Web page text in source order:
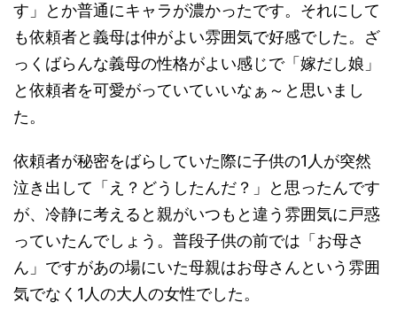
す」とか普通にキャラが濃かったです。それにして
も依頼者と義母は仲がよい雰囲気で好感でした。ざ
っくばらんな義母の性格がよい感じで「嫁だし娘」
と依頼者を可愛がっていていいなぁ～と思いまし
た。
依頼者が秘密をばらしていた際に子供の1人が突然
泣き出して「え？どうしたんだ？」と思ったんです
が、冷静に考えると親がいつもと違う雰囲気に戸惑
っていたんでしょう。普段子供の前では「お母さ
ん」ですがあの場にいた母親はお母さんという雰囲
気でなく1人の大人の女性でした。